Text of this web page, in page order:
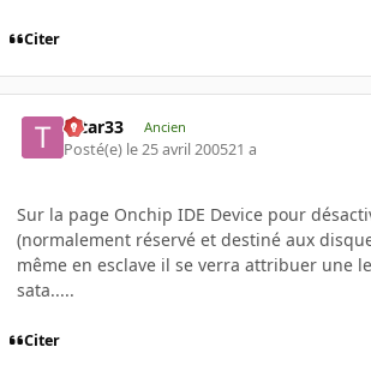
Citer
tatar33 Ancien
Posté(e) le 25 avril 200521 a
Sur la page Onchip IDE Device pour
(normalement réservé et destiné aux
même en esclave il se verra attribuer une
sata.....
Citer